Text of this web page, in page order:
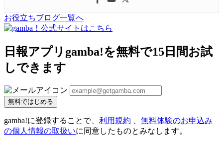
お役立ちブログ一覧へ
日報アプリgamba!を無料で15日間お試
しできます
無料ではじめる
gamba!に登録することで、 利用規約
無料体験のお申込み
の個人情報の取扱いに同意したものとみなします。